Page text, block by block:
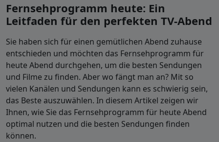
Fernsehprogramm heute: Ein
Leitfaden für den perfekten TV-Abend
Sie haben sich für einen gemütlichen Abend zuhause
entschieden und möchten das Fernsehprogramm für
heute Abend durchgehen, um die besten Sendungen
und Filme zu finden. Aber wo fängt man an? Mit so
vielen Kanälen und Sendungen kann es schwierig sein,
das Beste auszuwählen. In diesem Artikel zeigen wir
Ihnen, wie Sie das Fernsehprogramm für heute Abend
optimal nutzen und die besten Sendungen finden
können.